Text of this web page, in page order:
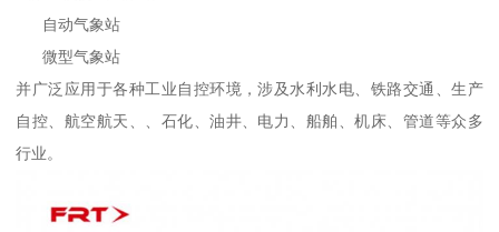
自动气象站
微型气象站
并广泛应用于各种工业自控环境，涉及水利水电、铁路交通、生产
自控、航空航天、、石化、油井、电力、船舶、机床、管道等众多
行业。